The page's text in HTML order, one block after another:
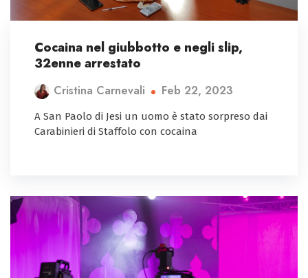
Cocaina nel giubbotto e negli slip,
32enne arrestato
Cristina Carnevali Feb 22, 2023
A San Paolo di Jesi un uomo è stato sorpreso dai
Carabinieri di Staffolo con cocaina